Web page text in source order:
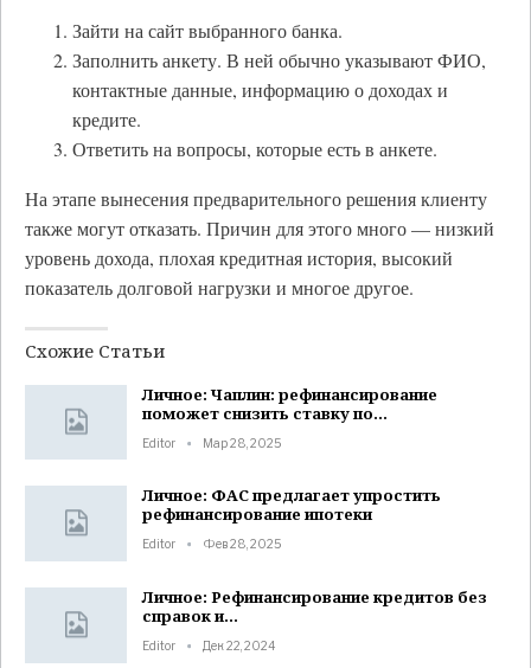
Зайти на сайт выбранного банка.
Заполнить анкету. В ней обычно указывают ФИО,
контактные данные, информацию о доходах и
кредите.
Ответить на вопросы, которые есть в анкете.
На этапе вынесения предварительного решения клиенту
также могут отказать. Причин для этого много — низкий
уровень дохода, плохая кредитная история, высокий
показатель долговой нагрузки и многое другое.
Схожие Статьи
Личное: Чаплин: рефинансирование
поможет снизить ставку по…
Editor Мар 28, 2025
Личное: ФАС предлагает упростить
рефинансирование ипотеки
Editor Фев 28, 2025
Личное: Рефинансирование кредитов без
справок и…
Editor Дек 22, 2024